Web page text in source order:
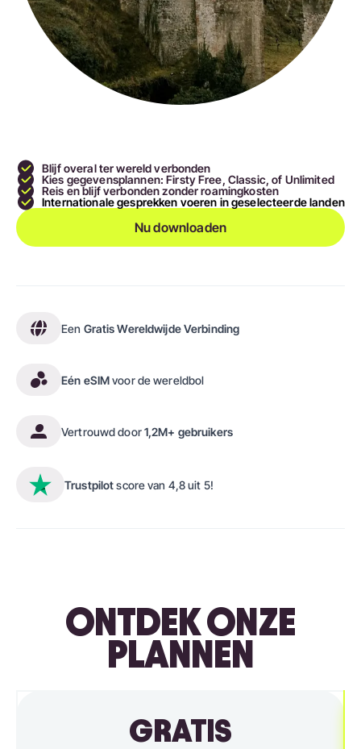
Blijf overal ter wereld verbonden
Kies gegevensplannen: Firsty Free, Classic, of Unlimited
Reis en blijf verbonden zonder roamingkosten
Internationale gesprekken voeren in geselecteerde landen
Nu downloaden
Een Gratis Wereldwijde Verbinding
Eén eSIMvoor de wereldbol
Vertrouwd door1,2M+ gebruikers
Trustpilotscore van 4,8 uit 5!
ONTDEK ONZE
PLANNEN
GRATIS